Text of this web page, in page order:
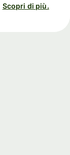
Scopri di più.